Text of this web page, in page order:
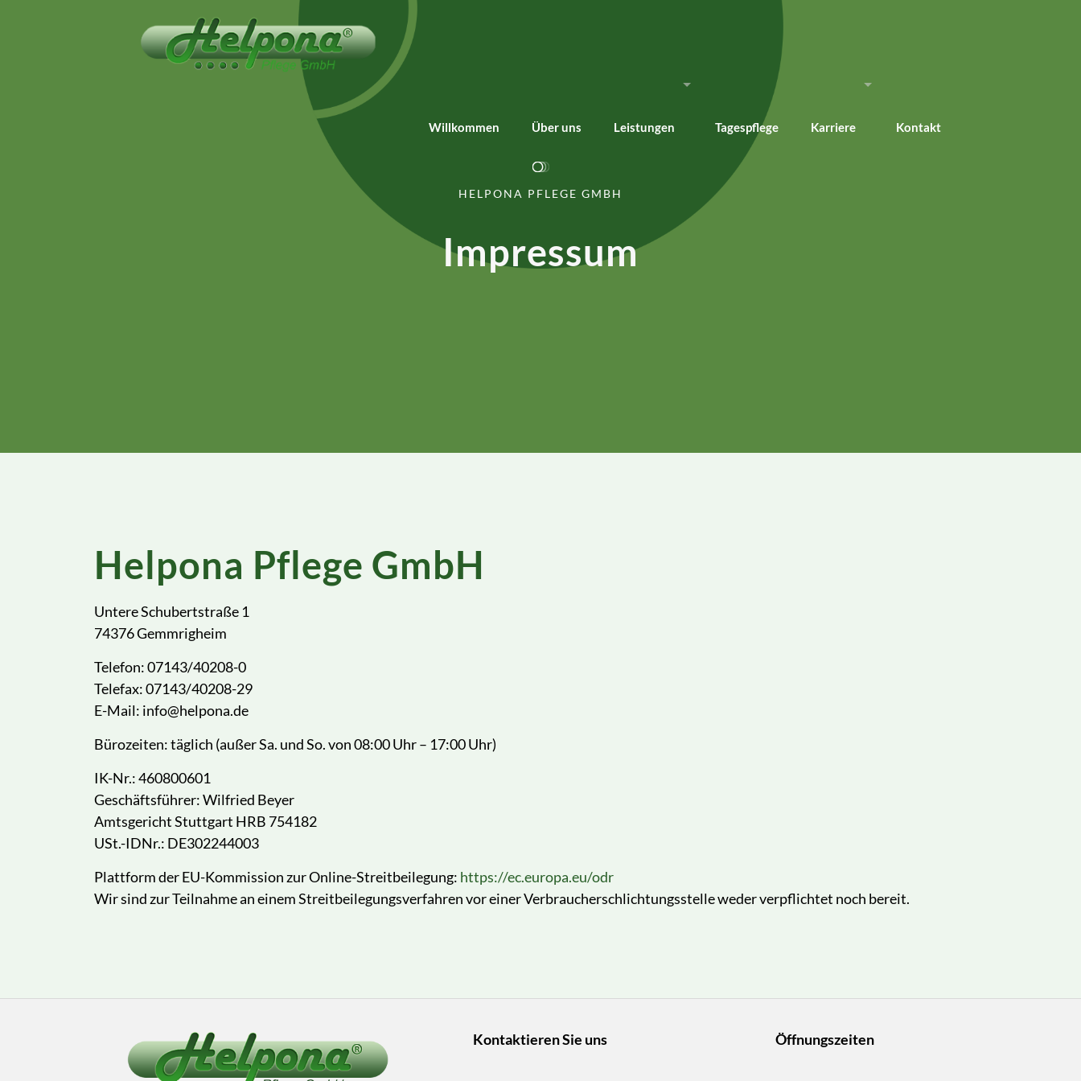
Willkommen Über uns Leistungen Tagespflege Karriere Kontakt
HELPONA PFLEGE GMBH
Impressum
Helpona Pflege GmbH
Untere Schubertstraße 1
74376 Gemmrigheim
Telefon: 07143/40208-0
Telefax: 07143/40208-29
E-Mail: info@helpona.de
Bürozeiten: täglich (außer Sa. und So. von 08:00 Uhr – 17:00 Uhr)
IK-Nr.: 460800601
Geschäftsführer: Wilfried Beyer
Amtsgericht Stuttgart HRB 754182
USt.-IDNr.: DE302244003
Plattform der EU-Kommission zur Online-Streitbeilegung: https://ec.europa.eu/odr
Wir sind zur Teilnahme an einem Streitbeilegungsverfahren vor einer Verbraucherschlichtungsstelle weder verpflichtet noch bereit.
Kontaktieren Sie uns Öffnungszeiten